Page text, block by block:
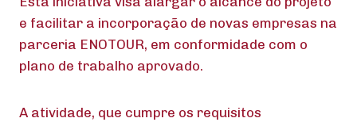
e facilitar a incorporação de novas empresas na
parceria ENOTOUR, em conformidade com o
plano de trabalho aprovado.
A atividade, que cumpre os requisitos